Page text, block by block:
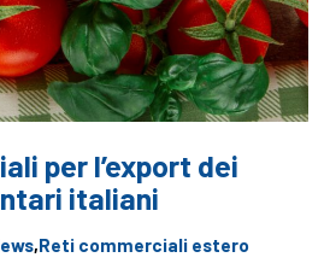
per l’export dei
italiani
,Reti commerciali estero